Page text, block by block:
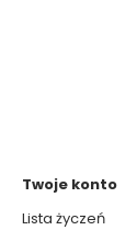
Twoje konto
Lista życzeń